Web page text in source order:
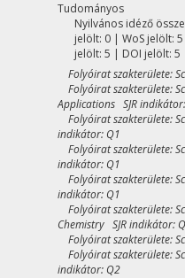
Tudományos
Nyilvános idéző
jelölt: 0 | WoS jelölt:
jelölt: 5 | DOI jelölt: 5
Folyóirat szakterülete:
Folyóirat szakterülete:
Applications SJR
Folyóirat szakterülete:
indikátor: Q1
Folyóirat szakterülete:
indikátor: Q1
Folyóirat szakterülete:
indikátor: Q1
Folyóirat szakterülete:
Chemistry SJR indikátor:
Folyóirat szakterülete:
Folyóirat szakterülete:
indikátor: Q2